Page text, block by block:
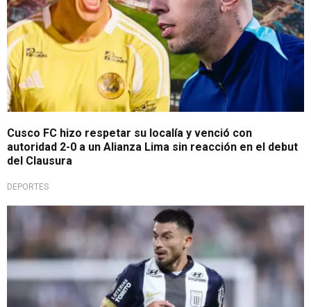
Cusco FC hizo respetar su localía y venció con
autoridad 2-0 a un Alianza Lima sin reacción en el debut
del Clausura
DEPORTES